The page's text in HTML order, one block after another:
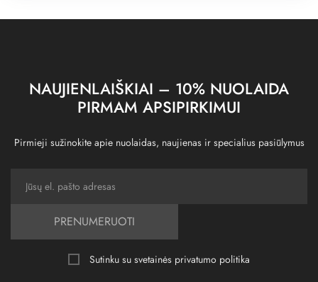
NAUJIENLAIŠKIAI – 10% NUOLAIDA
PIRMAM APSIPIRKIMUI
Pirmieji sužinokite apie nuolaidas, naujienas ir specialius pasiūlymus
PRENUMERUOTI
Sutinku su svetainės privatumo politika